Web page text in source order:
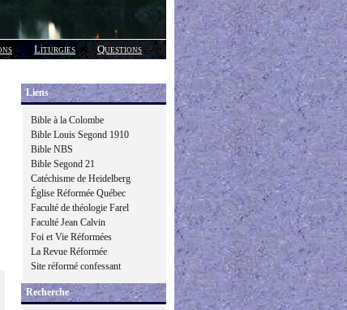
Liturgies
Questions
Liens
Bible à la Colombe
Bible Louis Segond 1910
Bible NBS
Bible Segond 21
Catéchisme de Heidelberg
Église Réformée Québec
Faculté de théologie Farel
Faculté Jean Calvin
Foi et Vie Réformées
La Revue Réformée
Site réformé confessant
Recherche